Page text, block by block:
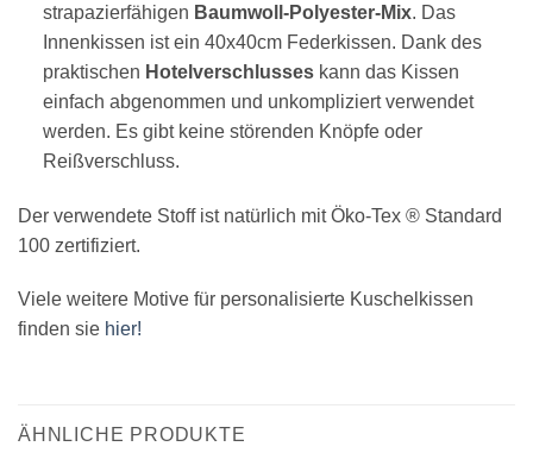
strapazierfähigen Baumwoll-Polyester-Mix. Das
Innenkissen ist ein 40x40cm Federkissen. Dank des
praktischen Hotelverschlusseskann das Kissen
einfach abgenommen und unkompliziert verwendet
werden. Es gibt keine störenden Knöpfe oder
Reißverschluss.
Der verwendete Stoff ist natürlich mit Öko-Tex ® Standard
100 zertifiziert.
Viele weitere Motive für personalisierte Kuschelkissen
finden sie hier!
ÄHNLICHE PRODUKTE